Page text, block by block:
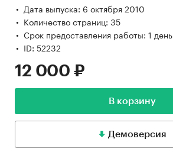
Дата выпуска: 6 октября 2010
Количество страниц: 35
Срок предоставления работы: 1 день
ID: 52232
12 000 ₽
В корзину
Демоверсия